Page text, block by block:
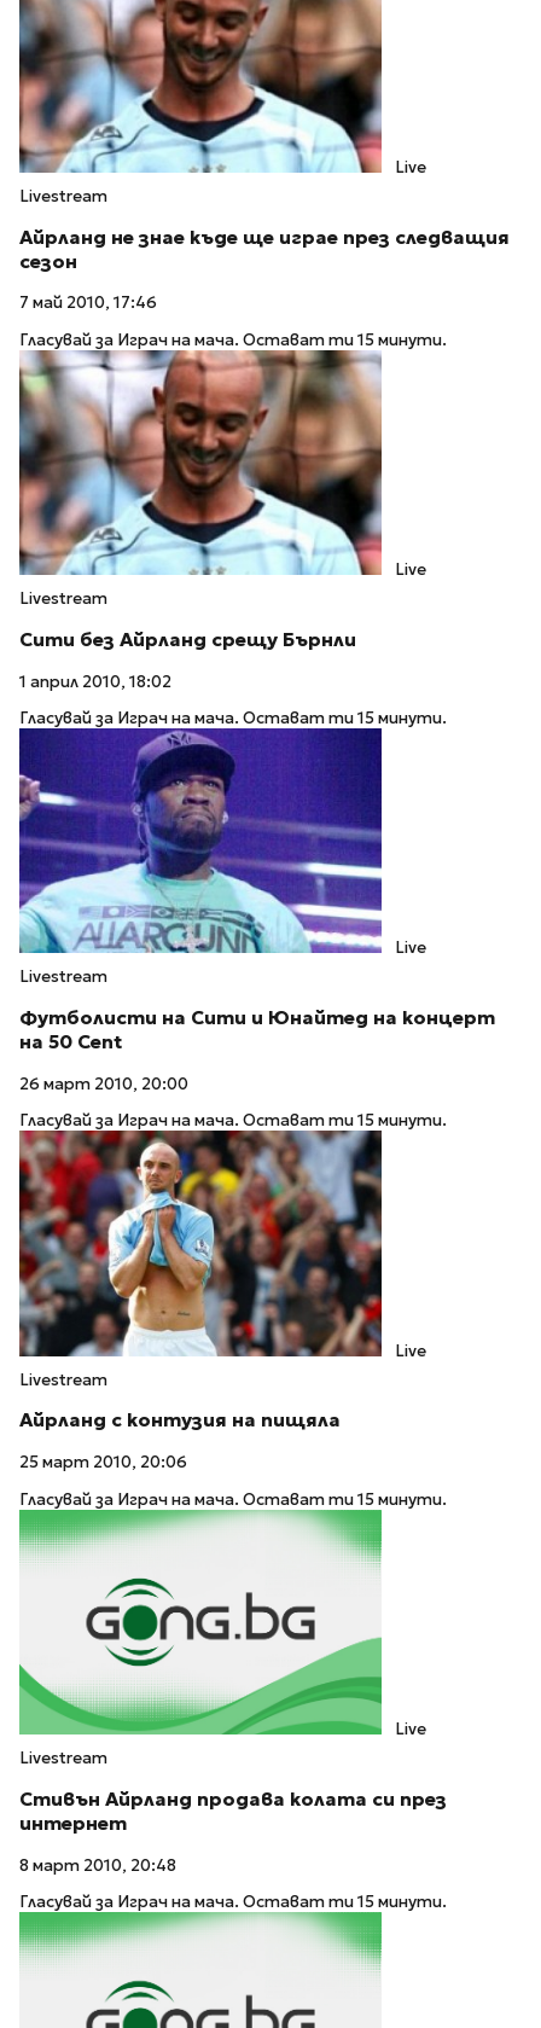
Live
Livestream
Айрланд не знае къде ще играе през следващия
сезон
7 май 2010, 17:46
Гласувай за Играч на мача. Остават ти 15 минути.
Live
Livestream
Сити без Айрланд срещу Бърнли
1 април 2010, 18:02
Гласувай за Играч на мача. Остават ти 15 минути.
Live
Livestream
Футболисти на Сити и Юнайтед на концерт
на 50 Cent
26 март 2010, 20:00
Гласувай за Играч на мача. Остават ти 15 минути.
Live
Livestream
Айрланд с контузия на пищяла
25 март 2010, 20:06
Гласувай за Играч на мача. Остават ти 15 минути.
Live
Livestream
Стивън Айрланд продава колата си през
интернет
8 март 2010, 20:48
Гласувай за Играч на мача. Остават ти 15 минути.